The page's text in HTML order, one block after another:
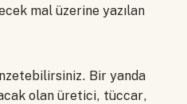
mal üzerine yazılan
Bir yanda
olan üretici, tüccar,